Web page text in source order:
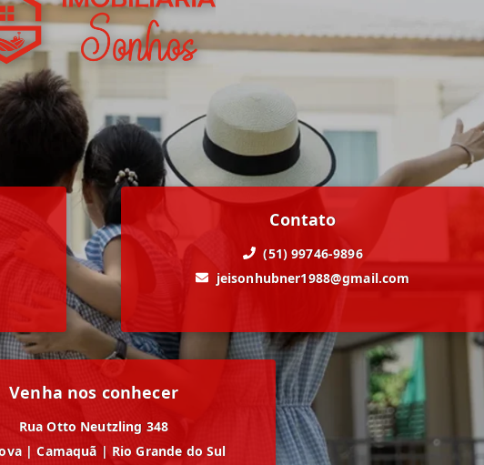
Contato
(51) 99746-9896
jeisonhubner1988@gmail.com
Venha nos conhecer
Rua Otto Neutzling 348
| Camaquã | Rio Grande do Sul